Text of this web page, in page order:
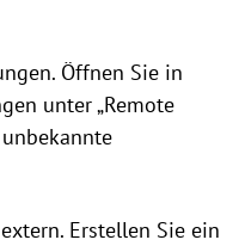
Öffnen Sie in
unter „Remote
Erstellen Sie ein